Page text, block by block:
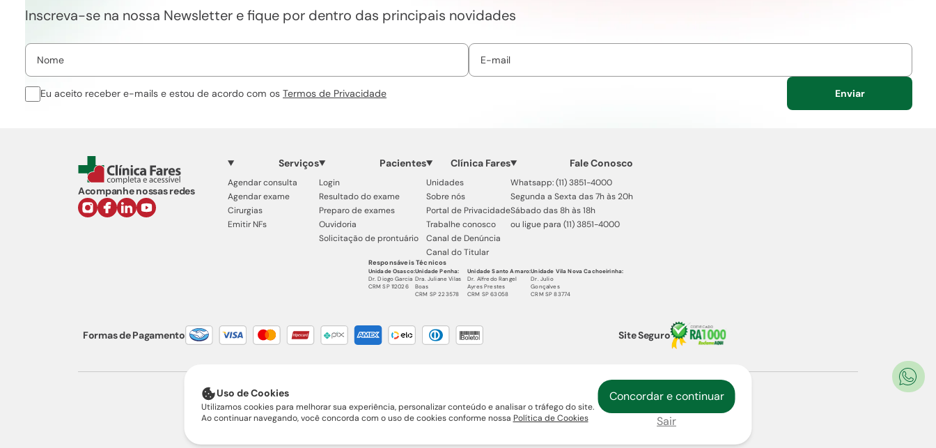
Uso de Cookies
Utilizamos cookies para melhorar sua experiência, personalizar conteúdo e analisar o tráfego do site.
Ao continuar navegando, você concorda com o uso de cookies conforme nossa Política de Cookies
Concordar e continuar
Sair
Inscreva-se na nossa Newsletter e fique por dentro das principais novidades
Eu aceito receber e-mails e estou de acordo com os Termos de Privacidade Enviar
Acompanhe nossas redes
Serviços
Agendar consulta
Agendar exame
Cirurgias
Emitir NFs
Pacientes
Login
Resultado do exame
Preparo de exames
Ouvidoria
Solicitação de prontuário
Clínica Fares
Unidades
Sobre nós
Portal de Privacidade
Trabalhe conosco
Canal de Denúncia
Canal do Titular
Fale Conosco
Whatsapp: (11) 3851-4000
Segunda a Sexta das 7h às 20h
Sábado das 8h às 18h
ou ligue para (11) 3851-4000
Responsáveis Técnicos
Unidade Osasco:
Dr. Diogo Garcia
CRM SP 112026
Unidade Penha:
Dra. Juliane Vilas
Boas
CRM SP 223578
Unidade Santo Amaro:
Dr. Alfredo Rangel
Ayres Prestes
CRM SP 63058
Unidade Vila Nova Cachoeirinha:
Dr. Julio
Gonçalves
CRM SP 83774
Formas de Pagamento Site Seguro